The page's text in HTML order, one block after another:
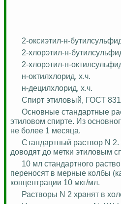
2-оксиэтил-н-
2-хлорэтил-н-
2-хлорэтил-н-
н-октилхлорид х. ч
н-децилхлорид х. ч
Спирт этиловый, ГОСТ
Основные стандартные
этиловом спирте. Из
не более 1 месяца.
Стандартный раствор N
доводят до метки этиловым
10 мл стандартного
переносят в мерные колбы
концентрации 10 мкг/мл.
Растворы N 2 хранят в